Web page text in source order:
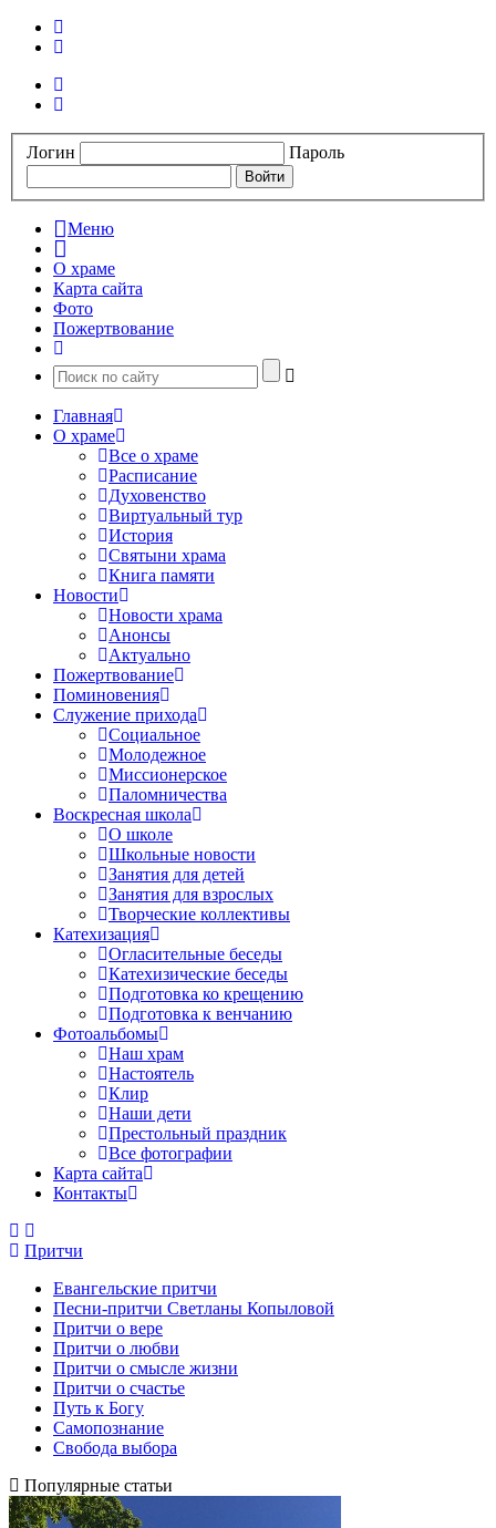
Логин Пароль
Меню
О храме
Карта сайта
Фото
Пожертвование
Главная
О храме
Все о храме
Расписание
Духовенство
Виртуальный тур
История
Святыни храма
Книга памяти
Новости
Новости храма
Анонсы
Актуально
Пожертвование
Поминовения
Служение прихода
Социальное
Молодежное
Миссионерское
Паломничества
Воскресная школа
О школе
Школьные новости
Занятия для детей
Занятия для взрослых
Творческие коллективы
Катехизация
Огласительные беседы
Катехизические беседы
Подготовка ко крещению
Подготовка к венчанию
Фотоальбомы
Наш храм
Настоятель
Клир
Наши дети
Престольный праздник
Все фотографии
Карта сайта
Контакты
Притчи
Евангельские притчи
Песни-притчи Светланы Копыловой
Притчи о вере
Притчи о любви
Притчи о смысле жизни
Притчи о счастье
Путь к Богу
Самопознание
Свобода выбора
Популярные статьи